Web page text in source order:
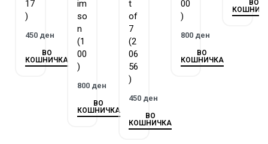
17
)
450 ден
ВО
КОШНИЧКА
im
so
n
(1
00
)
800 ден
ВО
КОШНИЧКА
t
of
7
(2
06
56
)
450 ден
ВО
КОШНИЧКА
00
)
800 ден
ВО
КОШНИЧКА
ВО